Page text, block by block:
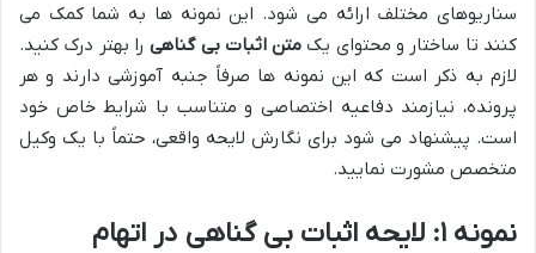
سناریوهای مختلف ارائه می شود. این نمونه ها به شما کمک می
کنند تا ساختار و محتوای یک متن اثبات بی گناهیرا بهتر درک کنید.
لازم به ذکر است که این نمونه ها صرفاً جنبه آموزشی دارند و هر
پرونده، نیازمند دفاعیه اختصاصی و متناسب با شرایط خاص خود
است. پیشنهاد می شود برای نگارش لایحه واقعی، حتماً با یک وکیل
متخصص مشورت نمایید.
نمونه ۱: لایحه اثبات بی گناهی در اتهام